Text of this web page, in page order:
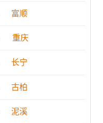
富顺
重庆
长宁
古柏
泥溪